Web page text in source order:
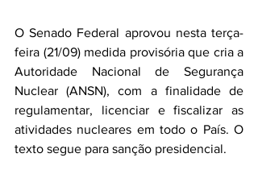
O Senado Federal aprovou nesta terça-
feira (21/09) medida provisória que cria a
Autoridade Nacional de Segurança
Nuclear (ANSN), com a finalidade de
regulamentar, licenciar e fiscalizar as
atividades nucleares em todo o País. O
texto segue para sanção presidencial.